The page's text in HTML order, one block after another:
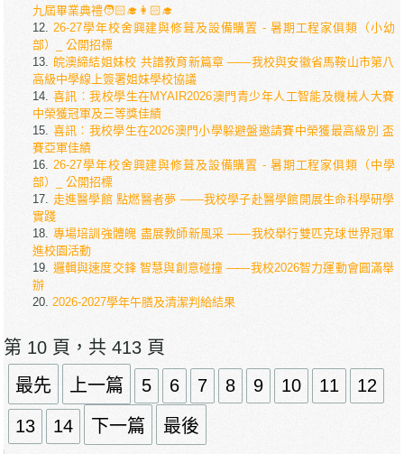
九屆畢業典禮🧑🏻‍🎓👩🏻‍🎓
26-27學年校舍興建與修葺及設備購置 - 暑期工程家俱類（小幼
部）_ 公開招標
皖澳締結姐妹校 共譜教育新篇章 ——我校與安徽省馬鞍山市第八
高級中學線上簽署姐妹學校協議
喜訊︰我校學生在MYAIR2026澳門青少年人工智能及機械人大賽
中榮獲冠軍及三等獎佳績
喜訊︰我校學生在2026澳門小學躲避盤邀請賽中榮獲最高級別 盃
賽亞軍佳績
26-27學年校舍興建與修葺及設備購置 - 暑期工程家俱類（中學
部）_ 公開招標
走進醫學館 點燃醫者夢 ——我校學子赴醫學館開展生命科學研學
實踐
專場培訓強體魄 盡展教師新風采 ——我校舉行雙匹克球世界冠軍
進校園活動
邏輯與速度交鋒 智慧與創意碰撞 ——我校2026智力運動會圓滿舉
辦
2026-2027學年午膳及清潔判給結果
第 10 頁，共 413 頁
最先
上一篇 5 6 7 8 9 10 11 12
13 14 下一篇 最後